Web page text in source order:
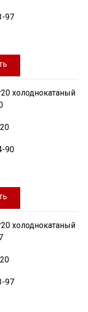
97
холоднокатаный
90
холоднокатаный
97